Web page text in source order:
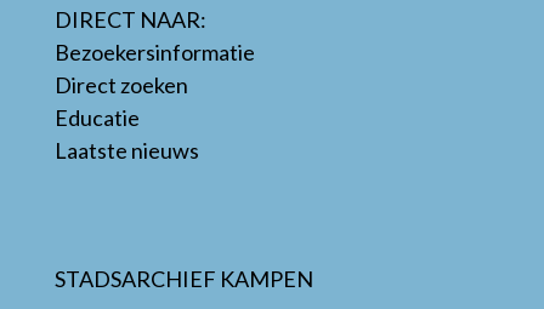
DIRECT NAAR:
Bezoekersinformatie
Direct zoeken
Educatie
Laatste nieuws
STADSARCHIEF KAMPEN